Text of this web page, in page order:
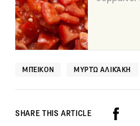
ΜΠΈΙΚΟΝ ΜΥΡΤΏ ΑΛΙΚΆΚΗ
SHARE THIS ARTICLE